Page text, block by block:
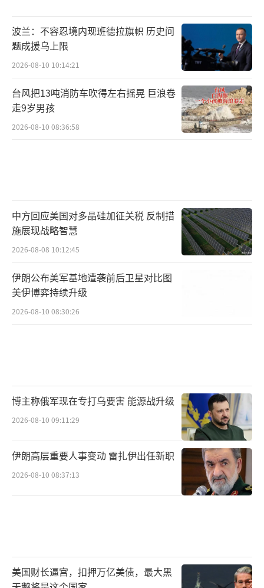
会与美国进行谈判，但现在的美国并没有意识
到这一点，还是想通过霸权的手段得到中国稀
土，对此中方坚决不可能让步。
我们也希望美方能尽早明白这个道理，当
今世界只有合作共赢才能共创未来，美西方一
味地打压和干涉他国内政到最后只会自食其
（责任编辑：卢其龙 CM0882）
波兰：不容忍境内现班德拉旗帜 历史问
题成援乌上限
2026-08-10 10:14:21
台风把13吨消防车吹得左右摇晃 巨浪卷
走9岁男孩
2026-08-10 08:36:58
中方回应美国对多晶硅加征关税 反制措
施展现战略智慧
2026-08-08 10:12:45
伊朗公布美军基地遭袭前后卫星对比图
美伊博弈持续升级
2026-08-10 08:30:26
博主称俄军现在专打乌要害 能源战升级
2026-08-10 09:11:29
伊朗高层重要人事变动 雷扎伊出任新职
2026-08-10 08:37:13
美国财长逼宫，扣押万亿美债，最大黑